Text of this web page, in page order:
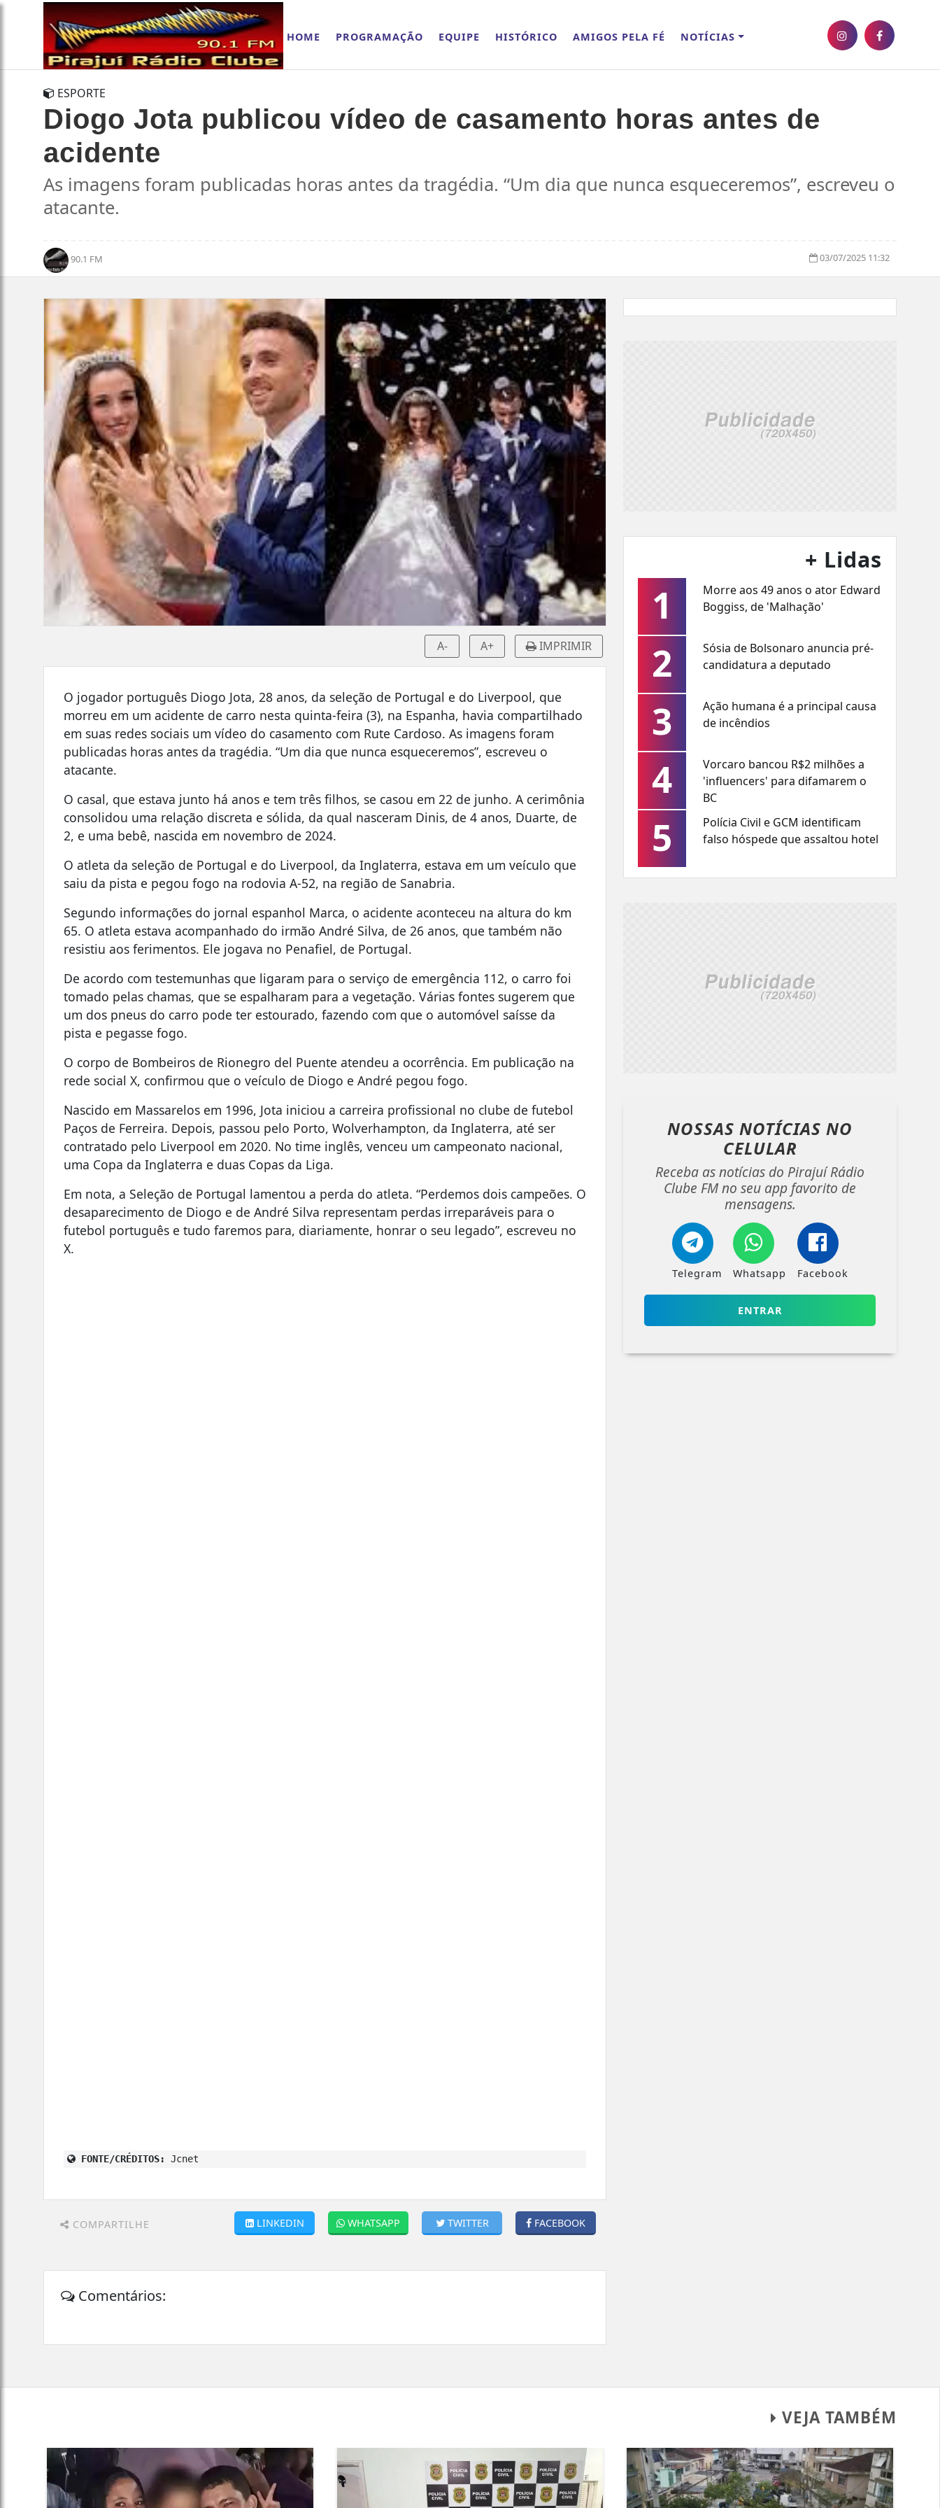
HOME PROGRAMAÇÃO EQUIPE HISTÓRICO AMIGOS PELA FÉ NOTÍCIAS
ESPORTE
Diogo Jota publicou vídeo de casamento horas antes de
acidente
As imagens foram publicadas horas antes da tragédia. “Um dia que nunca esqueceremos”, escreveu o
atacante.
90.1 FM 03/07/2025 11:32
A- A+ IMPRIMIR
O jogador português Diogo Jota, 28 anos, da seleção de Portugal e do Liverpool, que
morreu em um acidente de carro nesta quinta-feira (3), na Espanha, havia compartilhado
em suas redes sociais um vídeo do casamento com Rute Cardoso. As imagens foram
publicadas horas antes da tragédia. “Um dia que nunca esqueceremos”, escreveu o
atacante.
O casal, que estava junto há anos e tem três filhos, se casou em 22 de junho. A cerimônia
consolidou uma relação discreta e sólida, da qual nasceram Dinis, de 4 anos, Duarte, de
2, e uma bebê, nascida em novembro de 2024.
O atleta da seleção de Portugal e do Liverpool, da Inglaterra, estava em um veículo que
saiu da pista e pegou fogo na rodovia A-52, na região de Sanabria.
Segundo informações do jornal espanhol Marca, o acidente aconteceu na altura do km
65. O atleta estava acompanhado do irmão André Silva, de 26 anos, que também não
resistiu aos ferimentos. Ele jogava no Penafiel, de Portugal.
De acordo com testemunhas que ligaram para o serviço de emergência 112, o carro foi
tomado pelas chamas, que se espalharam para a vegetação. Várias fontes sugerem que
um dos pneus do carro pode ter estourado, fazendo com que o automóvel saísse da
pista e pegasse fogo.
O corpo de Bombeiros de Rionegro del Puente atendeu a ocorrência. Em publicação na
rede social X, confirmou que o veículo de Diogo e André pegou fogo.
Nascido em Massarelos em 1996, Jota iniciou a carreira profissional no clube de futebol
Paços de Ferreira. Depois, passou pelo Porto, Wolverhampton, da Inglaterra, até ser
contratado pelo Liverpool em 2020. No time inglês, venceu um campeonato nacional,
uma Copa da Inglaterra e duas Copas da Liga.
Em nota, a Seleção de Portugal lamentou a perda do atleta. “Perdemos dois campeões. O
desaparecimento de Diogo e de André Silva representam perdas irreparáveis para o
futebol português e tudo faremos para, diariamente, honrar o seu legado”, escreveu no
X.
FONTE/CRÉDITOS: Jcnet
COMPARTILHE FACEBOOK
TWITTER
WHATSAPP
LINKEDIN
Comentários:
+ Lidas
1
Morre aos 49 anos o ator Edward
Boggiss, de 'Malhação'
2
Sósia de Bolsonaro anuncia pré-
candidatura a deputado
3
Ação humana é a principal causa
de incêndios
4
Vorcaro bancou R$2 milhões a
'influencers' para difamarem o
BC
5
Polícia Civil e GCM identificam
falso hóspede que assaltou hotel
NOSSAS NOTÍCIASNO
CELULAR
Receba as notícias do Pirajuí Rádio
Clube FM no seu app favorito de
mensagens.
Telegram Whatsapp Facebook
ENTRAR
VEJA TAMBÉM